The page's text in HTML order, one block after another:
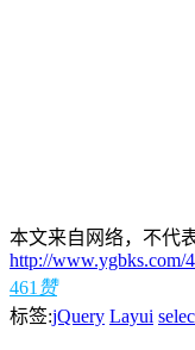
本文来自网络，不代
http://www.ygbks.com/
461 赞
标签:jQuery Layui